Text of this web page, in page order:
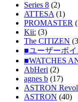
Series 8 (2)
ATTESA (1)
PROMASTER
Kii: (3)
The CITIZEN
■ユーザーボイ
■WATCHES
AbHeri (2)
agnes b (17)
ASTRON
ASTRON (40)